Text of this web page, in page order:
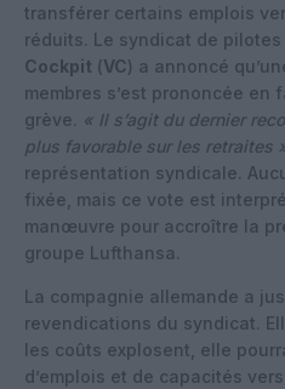
transférer certains emplois
réduits. Le syndicat de
Cockpit (VC) a annoncé
membres s’est prononcée en
grève. « Il s’agit du dernier
plus favorable sur les retraites
représentation syndicale.
fixée, mais ce vote est
manœuvre pour accroître la
groupe Lufthansa.
La compagnie allemande a
revendications du syndicat.
les coûts explosent, elle
d’emplois et de capacités